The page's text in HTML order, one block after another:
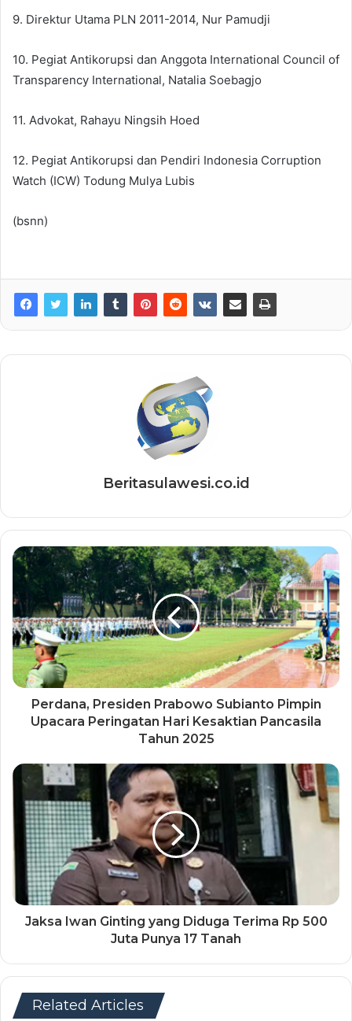
9. Direktur Utama PLN 2011-2014, Nur Pamudji
10. Pegiat Antikorupsi dan Anggota International Council of
Transparency International, Natalia Soebagjo
11. Advokat, Rahayu Ningsih Hoed
12. Pegiat Antikorupsi dan Pendiri Indonesia Corruption
Watch (ICW) Todung Mulya Lubis
(bsnn)
Beritasulawesi.co.id
Perdana, Presiden Prabowo Subianto Pimpin
Upacara Peringatan Hari Kesaktian Pancasila
Tahun 2025
Jaksa Iwan Ginting yang Diduga Terima Rp 500
Juta Punya 17 Tanah
Related Articles